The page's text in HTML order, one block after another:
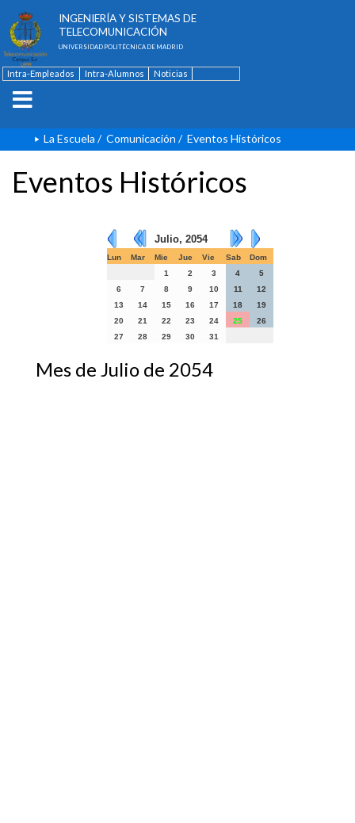
INGENIERÍA Y SISTEMAS DE
TELECOMUNICACIÓN
UNIVERSIDAD POLITÉCNICA DE MADRID
Intra-Empleados Intra-Alumnos
Noticias
La Escuela / Comunicación / Eventos Históricos
Eventos Históricos
Julio, 2054
Lun Mar Mie Jue Vie Sab
Dom
1
2 3 4
5
6
7 8 9 10 11
12
13
14 15 16 17 18
19
20
21 22 23 24 25
26
27
28 29 30 31
Mes de Julio de 2054